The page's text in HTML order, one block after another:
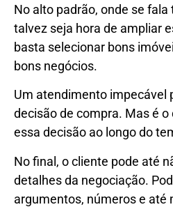
No alto padrão, onde se
talvez seja hora de ampliar
basta selecionar bons
bons negócios.
Um atendimento impecável
decisão de compra. Mas é
essa decisão ao longo do
No final, o cliente pode até
detalhes da negociação.
argumentos, números e até